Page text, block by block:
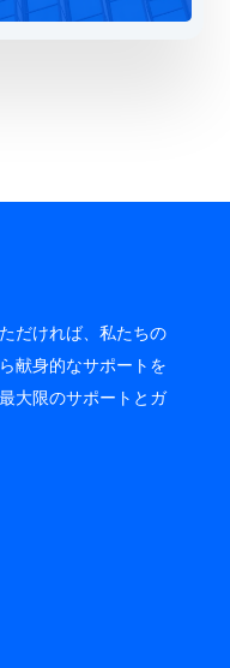
だければ、私たちの
献身的なサポートを
大限のサポートとガ